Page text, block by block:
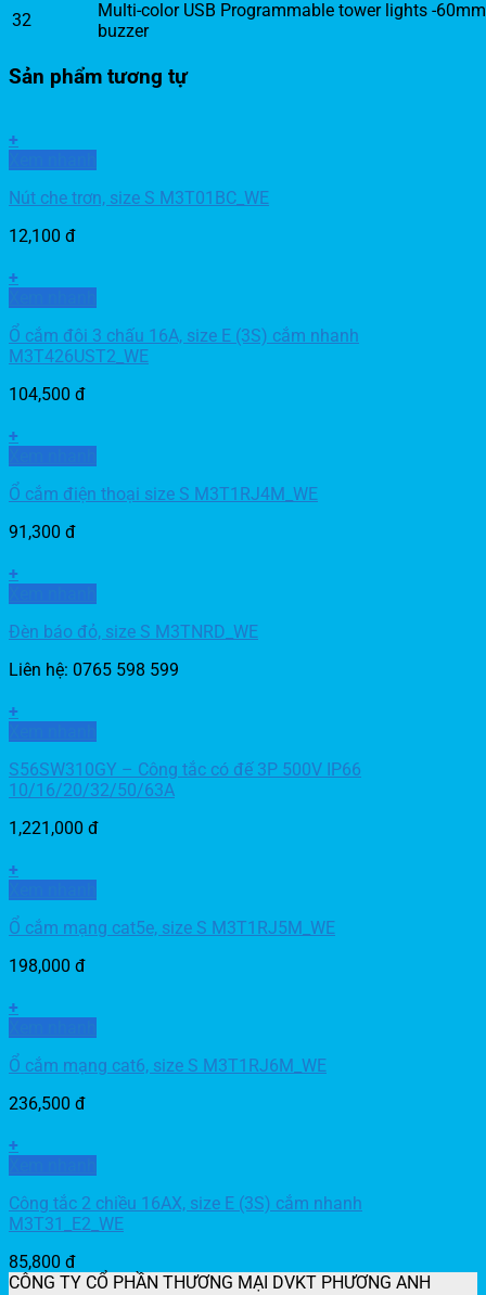
32
Multi-color USB Programmable tower lights -
buzzer
Sản phẩm tương tự
+
Nút che trơn, size S M3T01BC_WE
12,100 đ
+
Ổ cắm đôi 3 chấu 16A, size E (3S) cắm nhanh
M3T426UST2_WE
104,500 đ
+
Ổ cắm điện thoại size S M3T1RJ4M_WE
91,300 đ
+
Đèn báo đỏ, size S M3TNRD_WE
Liên hệ: 0765 598 599
+
S56SW310GY – Công tắc có đế 3P 500V IP66
10/16/20/32/50/63A
1,221,000 đ
+
Ổ cắm mạng cat5e, size S M3T1RJ5M_WE
198,000 đ
+
Ổ cắm mạng cat6, size S M3T1RJ6M_WE
236,500 đ
+
Công tắc 2 chiều 16AX, size E (3S) cắm nhanh
M3T31_E2_WE
85,800 đ
CÔNG TY CỔ PHẦN THƯƠNG MẠI DVKT PHƯƠNG ANH